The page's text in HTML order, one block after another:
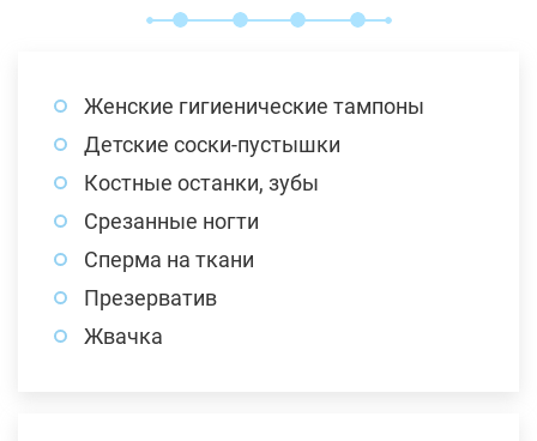
Женские гигиенические тампоны
Детские соски-пустышки
Костные останки, зубы
Срезанные ногти
Сперма на ткани
Презерватив
Жвачка